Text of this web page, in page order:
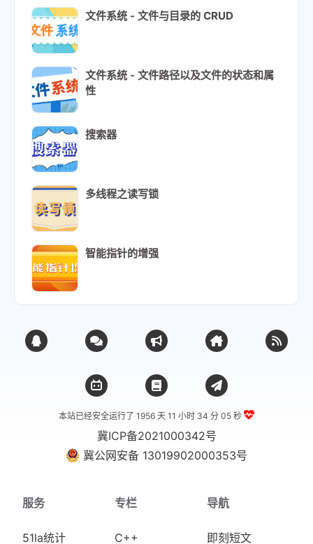
文件系统 - 文件与目录的 CRUD
文件系统 - 文件路径以及文件的状态和属
性
搜索器
多线程之读写锁
智能指针的增强
本站已经安全运行了 1956 天11 小时 34 分 06 秒
冀ICP备2021000342号
冀公网安备 13019902000353号
服务
51la统计
专栏
C++
导航
即刻短文